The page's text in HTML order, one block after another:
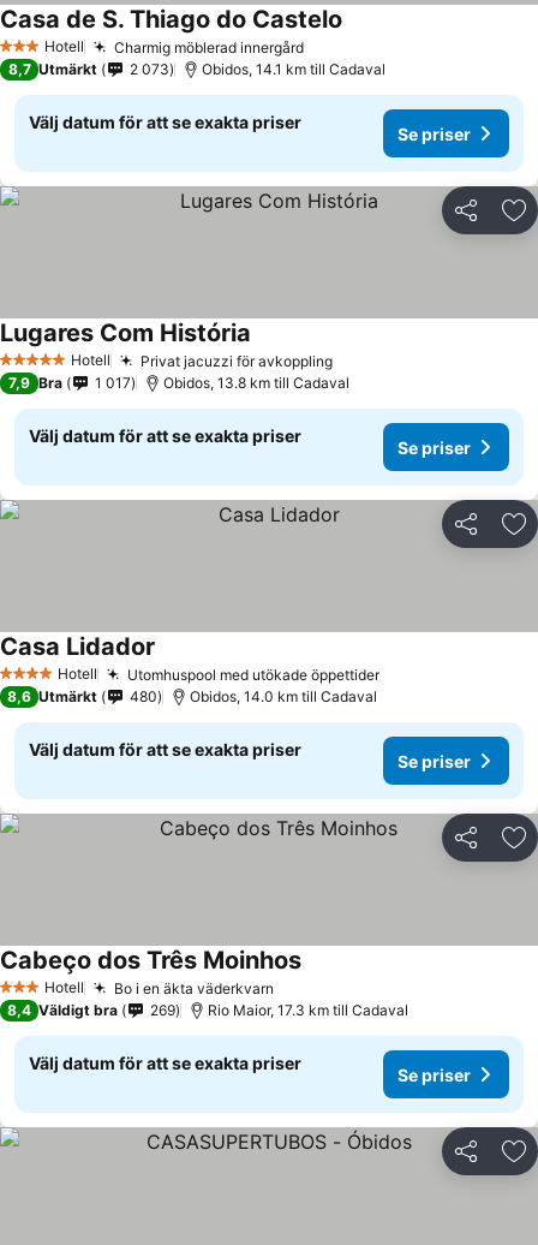
3 StjärnorHotell Charmig möblerad innergård
Casa de S. Thiago do Castelo
8,7 Utmärkt 2 073 Obidos, 14.1 km till Cadaval
Välj datum för att se exakta priser
Se priser
Dela
5 Stjärnor Hotell Privat jacuzzi för avkoppling
Lugares Com História
7,9 Bra 1 017 Obidos, 13.8 km till Cadaval
Välj datum för att se exakta priser
Se priser
Dela
4 StjärnorHotell Utomhuspool med utökade öppettider
Casa Lidador
8,6 Utmärkt 480 Obidos, 14.0 km till Cadaval
Välj datum för att se exakta priser
Se priser
Dela
3 StjärnorHotell Bo i en äkta väderkvarn
Cabeço dos Três Moinhos
8,4 Väldigt bra 269 Rio Maior, 17.3 km till Cadaval
Välj datum för att se exakta priser
Se priser
Dela